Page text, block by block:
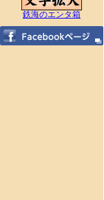
鉄海のエンタ箱